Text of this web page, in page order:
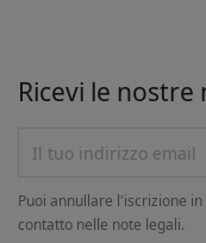
Ricevi le
Puoi annullare l'iscrizione
contatto nelle note legali.